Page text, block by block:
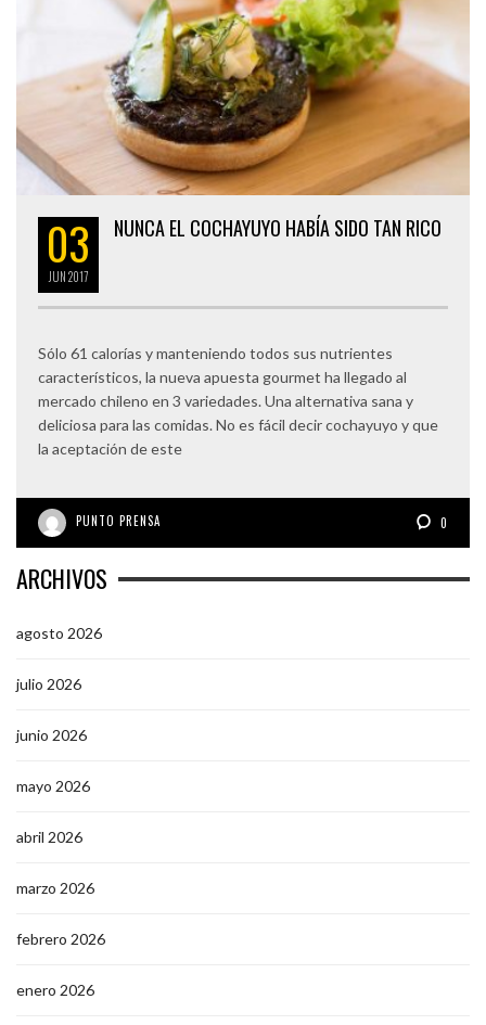
03
JUN2017
NUNCA EL COCHAYUYO HABÍA SIDO TAN RICO
Sólo 61 calorías y manteniendo todos sus nutrientes
característicos, la nueva apuesta gourmet ha llegado al
mercado chileno en 3 variedades. Una alternativa sana y
deliciosa para las comidas. No es fácil decir cochayuyo y que
la aceptación de este
PUNTO PRENSA 0
ARCHIVOS
agosto 2026
julio 2026
junio 2026
mayo 2026
abril 2026
marzo 2026
febrero 2026
enero 2026